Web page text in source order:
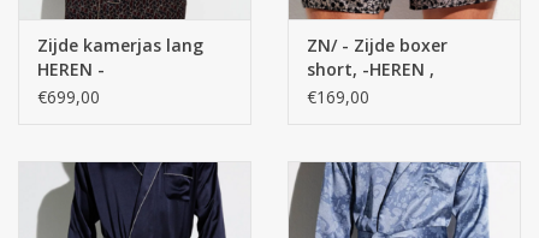
Zijde kamerjas lang
HEREN -
NACHTKLEDING - 100%
€699,00
ZN/ - Zijde boxer
short, -HEREN ,
NACHTKLEDING 100%
€169,00